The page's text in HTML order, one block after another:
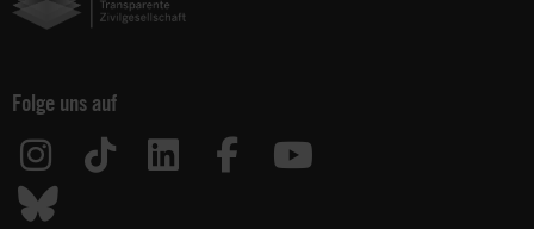
Folge uns auf